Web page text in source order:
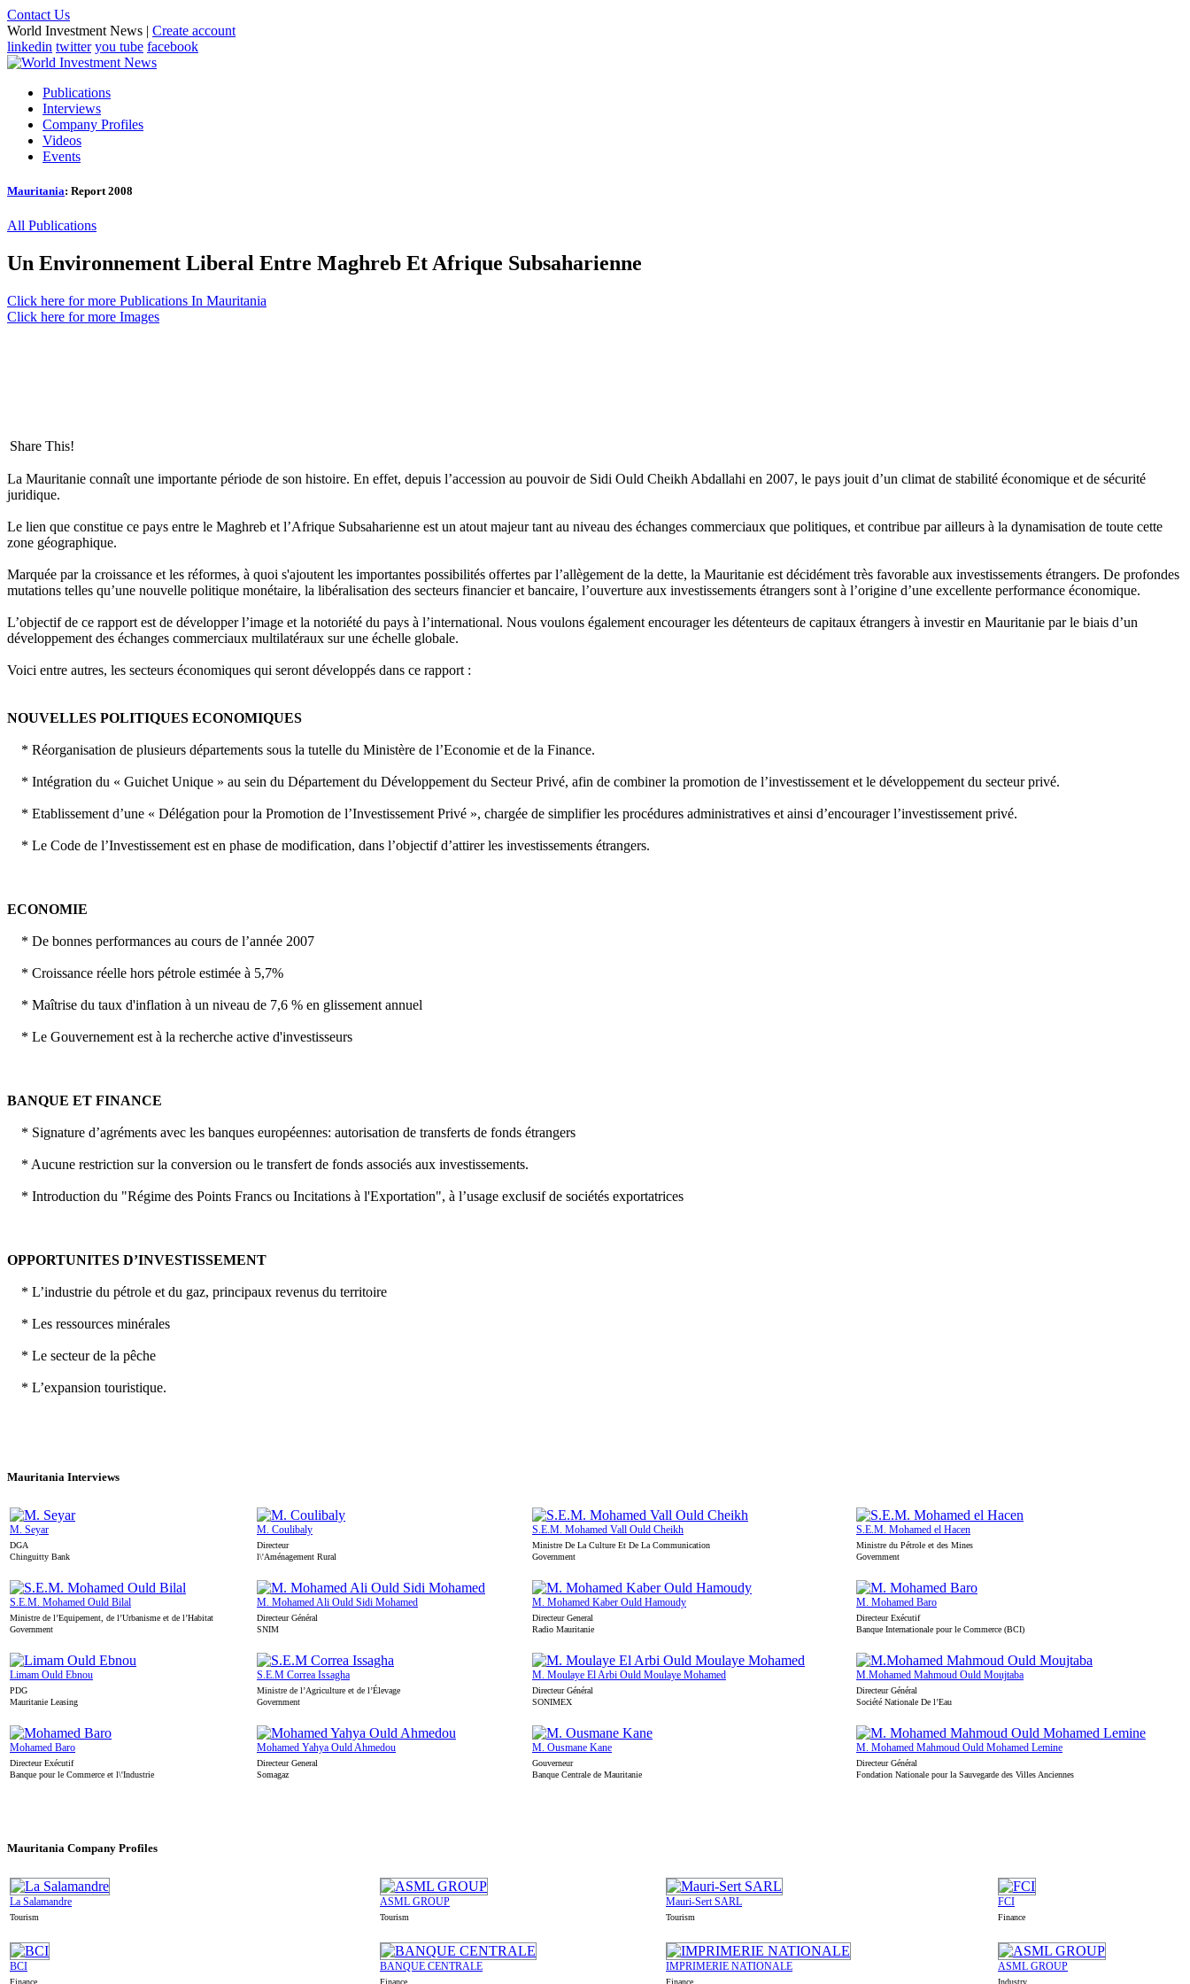
Contact Us
World Investment News | Create account
linkedin twitter you tube facebook
Publications
Interviews
Company Profiles
Videos
Events
Mauritania: Report 2008
All Publications
Un Environnement Liberal Entre Maghreb Et Afrique Subsaharienne
Click here for more Publications In Mauritania
Click here for more Images
Share This!
La Mauritanie connaît une importante période de son histoire. En effet, depuis l’accession au pouvoir de Sidi Ould Cheikh Abdallahi en 2007, le pays jouit d’un climat de stabilité économique et de sécurité
juridique.
Le lien que constitue ce pays entre le Maghreb et l’Afrique Subsaharienne est un atout majeur tant au niveau des échanges commerciaux que politiques, et contribue par ailleurs à la dynamisation de toute cette
zone géographique.
Marquée par la croissance et les réformes, à quoi s'ajoutent les importantes possibilités offertes par l’allègement de la dette, la Mauritanie est décidément très favorable aux investissements étrangers. De profondes
mutations telles qu’une nouvelle politique monétaire, la libéralisation des secteurs financier et bancaire, l’ouverture aux investissements étrangers sont à l’origine d’une excellente performance économique.
L’objectif de ce rapport est de développer l’image et la notoriété du pays à l’international. Nous voulons également encourager les détenteurs de capitaux étrangers à investir en Mauritanie par le biais d’un
développement des échanges commerciaux multilatéraux sur une échelle globale.
Voici entre autres, les secteurs économiques qui seront développés dans ce rapport :
NOUVELLES POLITIQUES ECONOMIQUES
* Réorganisation de plusieurs départements sous la tutelle du Ministère de l’Economie et de la Finance.
* Intégration du « Guichet Unique » au sein du Département du Développement du Secteur Privé, afin de combiner la promotion de l’investissement et le développement du secteur privé.
* Etablissement d’une « Délégation pour la Promotion de l’Investissement Privé », chargée de simplifier les procédures administratives et ainsi d’encourager l’investissement privé.
* Le Code de l’Investissement est en phase de modification, dans l’objectif d’attirer les investissements étrangers.
ECONOMIE
* De bonnes performances au cours de l’année 2007
* Croissance réelle hors pétrole estimée à 5,7%
* Maîtrise du taux d'inflation à un niveau de 7,6 % en glissement annuel
* Le Gouvernement est à la recherche active d'investisseurs
BANQUE ET FINANCE
* Signature d’agréments avec les banques européennes: autorisation de transferts de fonds étrangers
* Aucune restriction sur la conversion ou le transfert de fonds associés aux investissements.
* Introduction du "Régime des Points Francs ou Incitations à l'Exportation", à l’usage exclusif de sociétés exportatrices
OPPORTUNITES D’INVESTISSEMENT
* L’industrie du pétrole et du gaz, principaux revenus du territoire
* Les ressources minérales
* Le secteur de la pêche
* L’expansion touristique.
Mauritania Interviews
M. Seyar
DGA
Chinguitty Bank
M. Coulibaly
Directeur
l\'Aménagement Rural
S.E.M. Mohamed Vall Ould Cheikh
Ministre De La Culture Et De La Communication
Government
S.E.M. Mohamed el Hacen
Ministre du Pétrole et des Mines
Government
S.E.M. Mohamed Ould Bilal
Ministre de l’Equipement, de l’Urbanisme et de l’Habitat
Government
M. Mohamed Ali Ould Sidi Mohamed
Directeur Général
SNIM
M. Mohamed Kaber Ould Hamoudy
Directeur General
Radio Mauritanie
M. Mohamed Baro
Directeur Exécutif
Banque Internationale pour le Commerce (BCI)
Limam Ould Ebnou
PDG
Mauritanie Leasing
S.E.M Correa Issagha
Ministre de l’Agriculture et de l’Élevage
Government
M. Moulaye El Arbi Ould Moulaye Mohamed
Directeur Général
SONIMEX
M.Mohamed Mahmoud Ould Moujtaba
Directeur Général
Société Nationale De l’Eau
Mohamed Baro
Directeur Exécutif
Banque pour le Commerce et l\'Industrie
Mohamed Yahya Ould Ahmedou
Directeur General
Somagaz
M. Ousmane Kane
Gouverneur
Banque Centrale de Mauritanie
M. Mohamed Mahmoud Ould Mohamed Lemine
Directeur Général
Fondation Nationale pour la Sauvegarde des Villes Anciennes
Mauritania Company Profiles
La Salamandre
Tourism
ASML GROUP
Tourism
Mauri-Sert SARL
Tourism
FCI
Finance
BCI
Finance
BANQUE CENTRALE
Finance
IMPRIMERIE NATIONALE
Finance
ASML GROUP
Industry